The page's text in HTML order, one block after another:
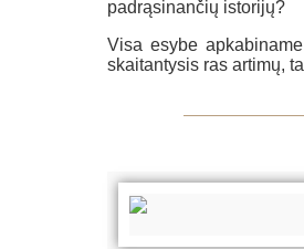
padrąsinančių istorijų?
Visa esybe
skaitantysis ras artimų,